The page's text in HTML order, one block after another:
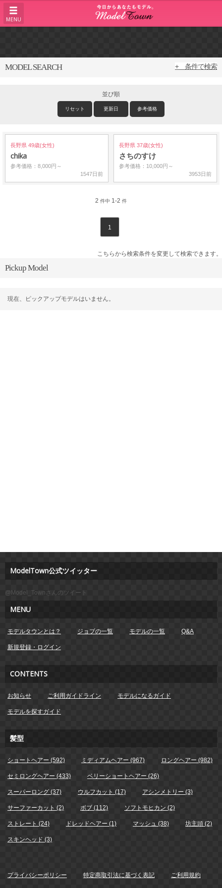
MENU
MODEL SEARCH + 条件で検索
並び順
リセット 更新日 参考価格
長野県 49歳(女性)
chika
参考価格：8,000円～
1547日前
長野県 37歳(女性)
さちのすけ
参考価格：10,000円～
3953日前
2 件中 1-2 件
1
こちらから検索条件を変更して検索できます。
Pickup Model
現在、ピックアップモデルはいません。
ModelTown公式ツイッター
@Model_Townさんのツイート
MENU
モデルタウンとは？ ジョブの一覧 モデルの一覧 Q&A
新規登録・ログイン
CONTENTS
お知らせ ご利用ガイドライン モデルになるガイド
モデルを探すガイド
髪型
ショートヘアー (592) ミディアムヘアー (967) ロングヘアー (982)
セミロングヘアー (433) ベリーショートヘアー (26)
スーパーロング (37) ウルフカット (17) アシンメトリー (3)
サーファーカット (2) ボブ (112) ソフトモヒカン (2)
ストレート (24) ドレッドヘアー (1) マッシュ (38) 坊主頭 (2)
スキンヘッド (3)
プライバシーポリシー 特定商取引法に基づく表記 ご利用規約